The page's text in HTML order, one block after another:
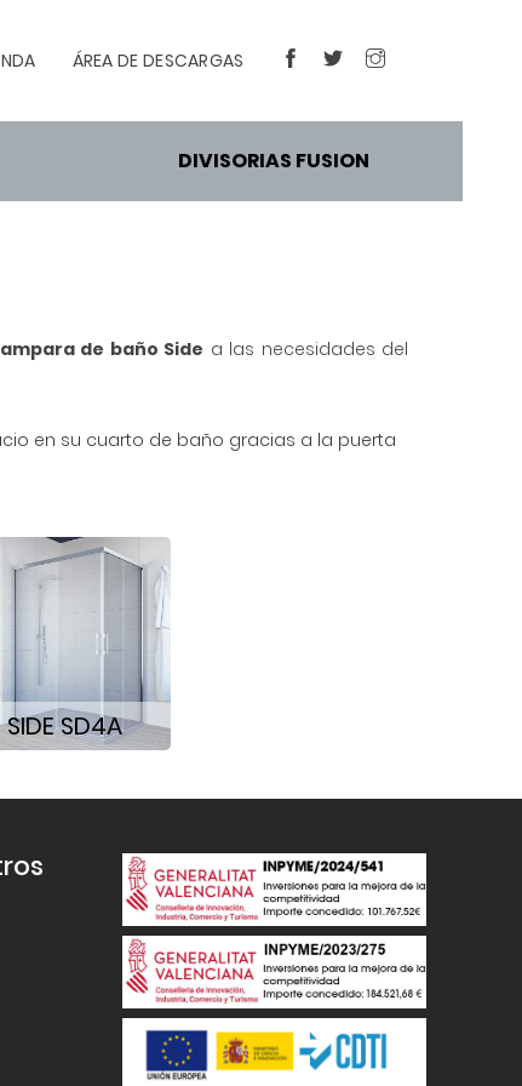
ÁREA DE DESCARGAS FACEBOOKTWITTER
DIVISORIAS FUSION
de baño Side a las necesidades del
en su cuarto de baño gracias a la puerta
SIDE SD4A